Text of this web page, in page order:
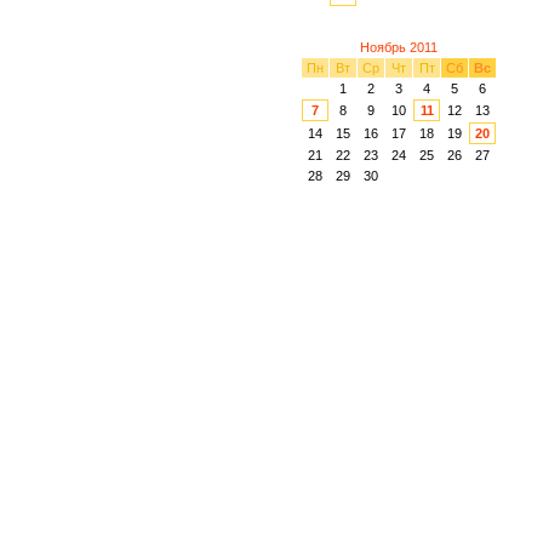
Ноябрь 2011
Пн
Вт Ср Чт Пт Сб
Вс
1
2 3 4 5
6
7
8 9 10 11 12
13
14
15 16 17 18 19
20
21
22 23 24 25 26
27
28
29 30